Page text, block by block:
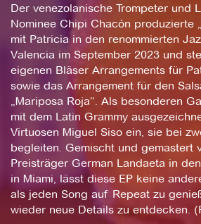
Der venezolanische Trompeter und
Nominee Chipi Chacón produzierte
mit Patricia in den renommierten
Valencia im September 2023 und
eigenen Bläser Arrangements für
sowie das Arrangement für den
„Mariposa Roja“. Als besonderen
mit dem Latin Grammy
Virtuosen Miguel Siso ein, sie bei
begleiten. Gemischt und gemastert
Preisträger German Landaeta in
in Miami, lässt diese EP keine
als jeden Song auf Repeat zu
wieder neue Details zu entdecken.